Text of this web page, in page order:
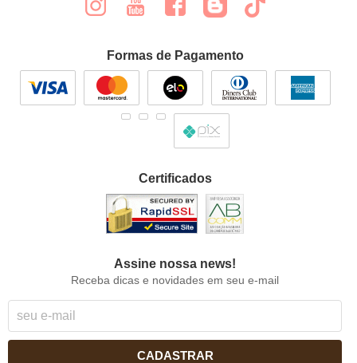
Formas de Pagamento
Certificados
Assine nossa news!
Receba dicas e novidades em seu e-mail
CADASTRAR